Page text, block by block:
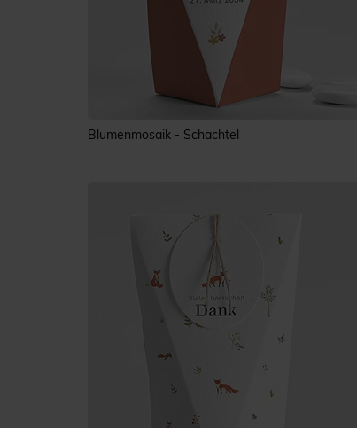
Blumenmosaik - Schachtel